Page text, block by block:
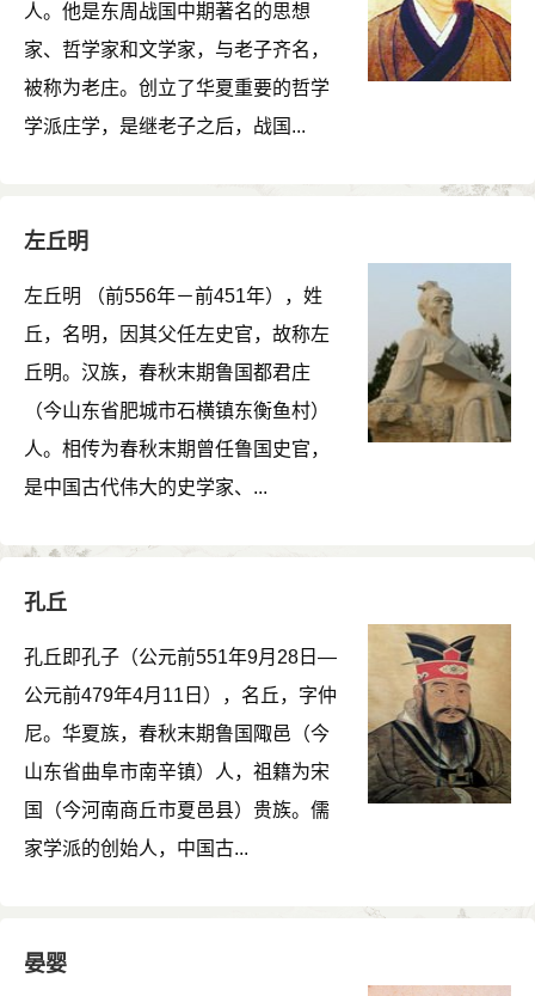
人。他是东周战国中期著名的思想
家、哲学家和文学家，与老子齐名，
被称为老庄。创立了华夏重要的哲学
学派庄学，是继老子之后，战国...
左丘明
左丘明 （前556年－前451年），姓
丘，名明，因其父任左史官，故称左
丘明。汉族，春秋末期鲁国都君庄
（今山东省肥城市石横镇东衡鱼村）
人。相传为春秋末期曾任鲁国史官，
是中国古代伟大的史学家、...
孔丘
孔丘即孔子（公元前551年9月28日―
公元前479年4月11日），名丘，字仲
尼。华夏族，春秋末期鲁国陬邑（今
山东省曲阜市南辛镇）人，祖籍为宋
国（今河南商丘市夏邑县）贵族。儒
家学派的创始人，中国古...
晏婴